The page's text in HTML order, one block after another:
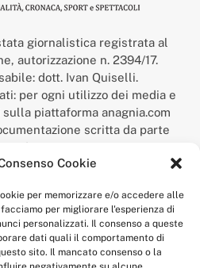
Cookie
per memorizzare e/o accedere alle
per migliorare l'esperienza di
personalizzati. Il consenso a queste
dati quali il comportamento di
sito. Il mancato consenso o la
giornalistica registrata al
autorizzazione n. 2394/17.
dott. Ivan Quiselli.
per ogni utilizzo dei media e
piattaforma anagnia.com
scritta da parte
redazione.
presso l’Ufficio Italiano
del 9 febbraio 2017.